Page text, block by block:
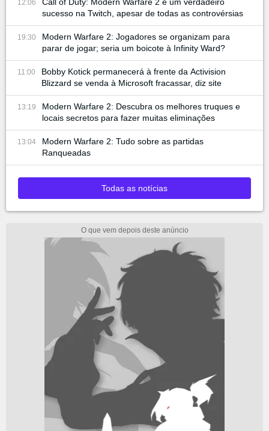
12:06
Call of Duty: Modern Warfare 2 é um verdadeiro
sucesso na Twitch, apesar de todas as controvérsias
19:30
Modern Warfare 2: Jogadores se organizam para
parar de jogar; seria um boicote à Infinity Ward?
11:00
Bobby Kotick permanecerá à frente da Activision
Blizzard se venda à Microsoft fracassar, diz site
13:19
Modern Warfare 2: Descubra os melhores truques e
locais secretos para fazer muitas eliminações
13:04
Modern Warfare 2: Tudo sobre as partidas
Ranqueadas
Todas as notícias